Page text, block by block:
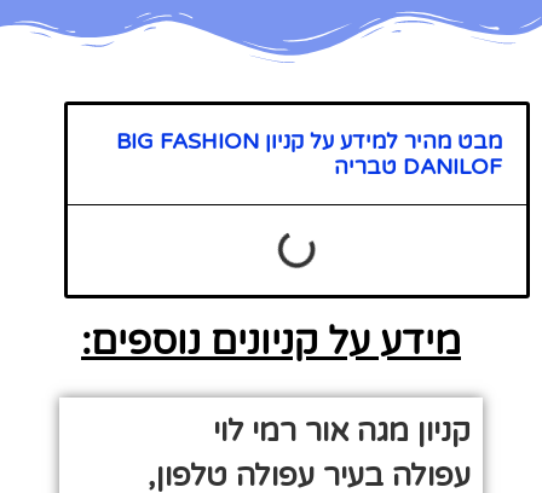
מבט מהיר למידע על קניון BIG FASHION
DANILOF טבריה
מידע על קניונים נוספים:
קניון מגה אור רמי לוי
עפולה בעיר עפולה טלפון,